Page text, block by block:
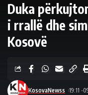
Duka
i rrallë dhe
Kosovë
KosovaNewss 19:11 -